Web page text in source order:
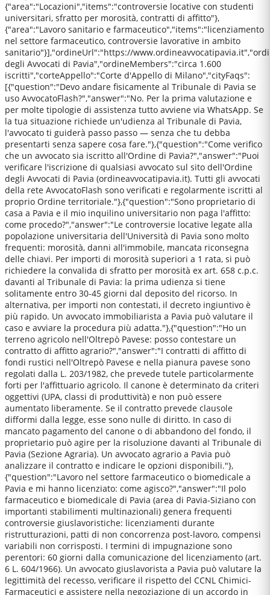
{"area":"Locazioni","items":"controversie locative con studenti
universitari, sfratto per morosità, contratti di affitto"},
{"area":"Lavoro sanitario e farmaceutico","items":"licenziamento
nel settore farmaceutico, controversie lavorative in ambito
sanitario"}],"ordineUrl":"https://
degli Avvocati di Pavia","ordineMembers":"circa 1.600
iscritti","corteAppello":"Corte d'Appello di Milano","cityFaqs":
[{"question":"Devo andare fisicamente al Tribunale di Pavia se
uso AvvocatoFlash?","answer":"No. Per la prima valutazione e
per molte tipologie di assistenza tutto avviene via WhatsApp. Se
la tua situazione richiede un'udienza al Tribunale di Pavia,
l'avvocato ti guiderà passo passo — senza che tu debba
presentarti senza sapere cosa fare."},{"question":"Come verifico
che un avvocato sia iscritto all'Ordine di Pavia?","answer":"Puoi
verificare l'iscrizione di qualsiasi avvocato sul sito dell'Ordine
degli Avvocati di Pavia (ordineavvocatipavia.it). Tutti gli avvocati
della rete AvvocatoFlash sono verificati e regolarmente iscritti al
proprio Ordine territoriale."},{"question":"Sono proprietario di
casa a Pavia e il mio inquilino universitario non paga l'affitto:
come procedo?","answer":"Le controversie locative legate alla
popolazione universitaria dell'Università di Pavia sono molto
frequenti: morosità, danni all'immobile, mancata riconsegna
delle chiavi. Per importi di morosità superiori a 1 rata, si può
richiedere la convalida di sfratto per morosità ex art. 658 c.p.c.
davanti al Tribunale di Pavia: la prima udienza si tiene
solitamente entro 30-45 giorni dal deposito del ricorso. In
alternativa, per importi non contestati, il decreto ingiuntivo è
più rapido. Un avvocato immobiliarista a Pavia può valutare il
caso e avviare la procedura più adatta."},{"question":"Ho un
terreno agricolo nell'Oltrepò Pavese: posso contestare un
contratto di affitto agrario?","answer":"I contratti di affitto di
fondi rustici nell'Oltrepò Pavese e nella pianura pavese sono
regolati dalla L. 203/1982, che prevede tutele particolarmente
forti per l'affittuario agricolo. Il canone è determinato da criteri
oggettivi (UPA, classi di produttività) e non può essere
aumentato liberamente. Se il contratto prevede clausole
difformi dalla legge, esse sono nulle di diritto. In caso di
mancato pagamento del canone o di abbandono del fondo, il
proprietario può agire per la risoluzione davanti al Tribunale di
Pavia (Sezione Agraria). Un avvocato agrario a Pavia può
analizzare il contratto e indicare le opzioni disponibili."},
{"question":"Lavoro nel settore farmaceutico o biomedicale a
Pavia e mi hanno licenziato: come agisco?","answer":"Il polo
farmaceutico e biomedicale di Pavia (area di Pavia-Siziano con
importanti stabilimenti multinazionali) genera frequenti
controversie giuslavoristiche: licenziamenti durante
ristrutturazioni, patti di non concorrenza post-lavoro, compensi
variabili non corrisposti. I termini di impugnazione sono
perentori: 60 giorni dalla comunicazione del licenziamento (art.
6 L. 604/1966). Un avvocato giuslavorista a Pavia può valutare la
legittimità del recesso, verificare il rispetto del CCNL Chimici-
Farmaceutici e assistere nella negoziazione di un accordo in